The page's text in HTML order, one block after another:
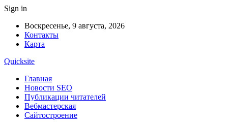
Sign in
Воскресенье, 9 августа, 2026
Контакты
Карта
Quicksite
Главная
Новости SEO
Публикации читателей
Вебмастерская
Сайтостроение